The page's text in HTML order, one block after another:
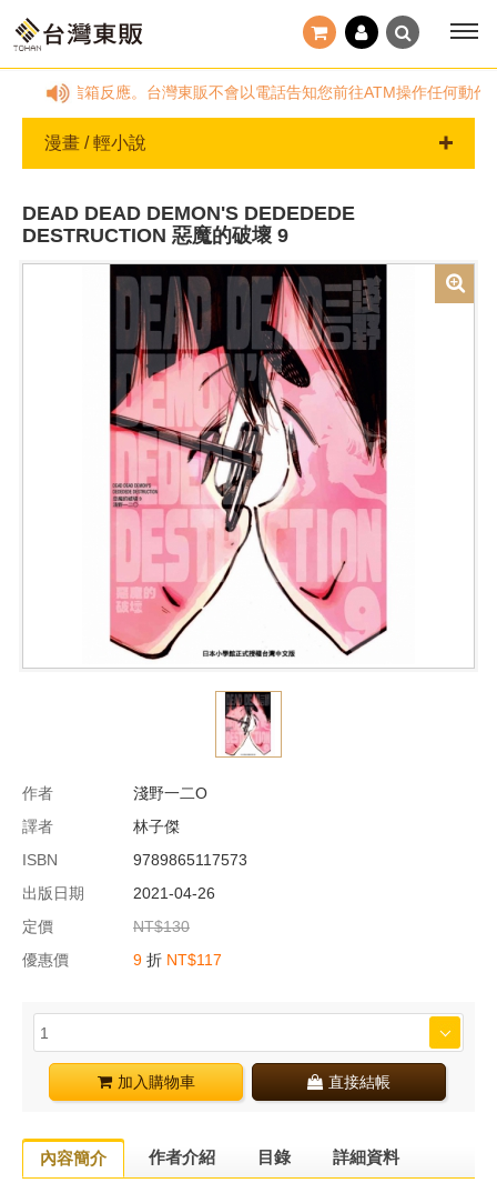
信箱反應。台灣東販不會以電話告知您前往ATM操作任何動作。請
漫畫 / 輕小說
DEAD DEAD DEMON'S DEDEDEDE
DESTRUCTION 惡魔的破壞 9
作者
淺野一二O
譯者
林子傑
ISBN
9789865117573
出版日期
2021-04-26
定價
NT$130
優惠價
9 折 NT$117
加入購物車 直接結帳
內容簡介 作者介紹 目錄 詳細資料